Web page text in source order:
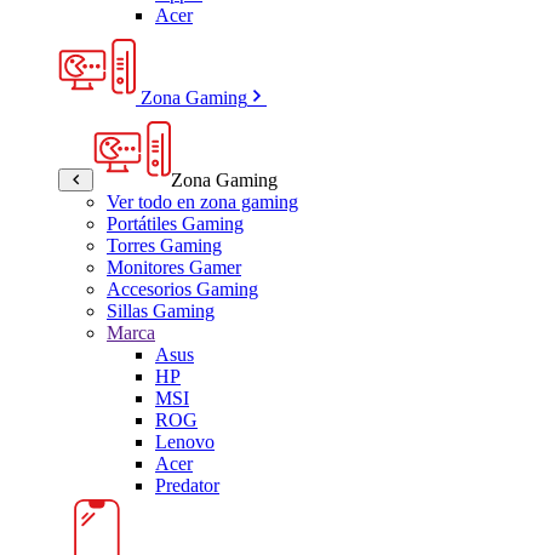
Acer
Zona Gaming
Zona Gaming
Ver todo en zona gaming
Portátiles Gaming
Torres Gaming
Monitores Gamer
Accesorios Gaming
Sillas Gaming
Marca
Asus
HP
MSI
ROG
Lenovo
Acer
Predator